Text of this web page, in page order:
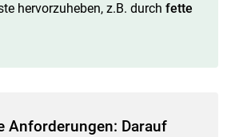
hervorzuheben, z.B. durch fette
Anforderungen: Darauf